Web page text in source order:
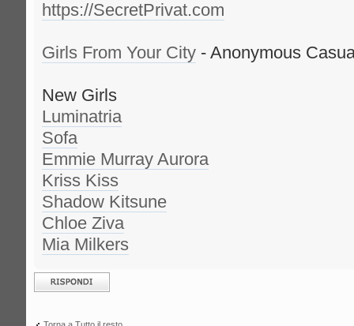
https://SecretPrivat.com
Girls From Your City - Anonymous
New Girls
Luminatria
Sofa
Emmie Murray Aurora
Kriss Kiss
Shadow Kitsune
Chloe Ziva
Mia Milkers
Rispondi al
messaggio